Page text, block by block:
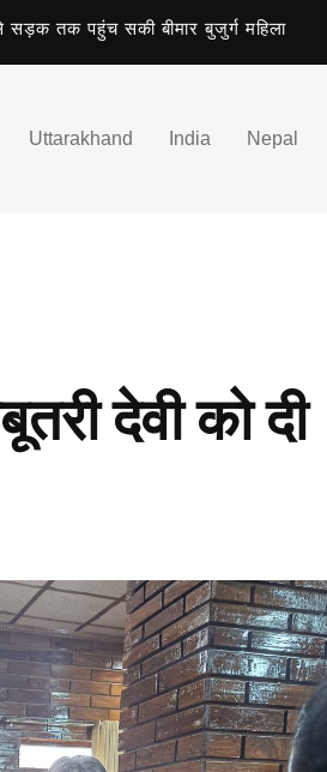
पहुंच सकी बीमार बुजुर्ग महिला
Uttarakhand India Nepal
देवी को दी